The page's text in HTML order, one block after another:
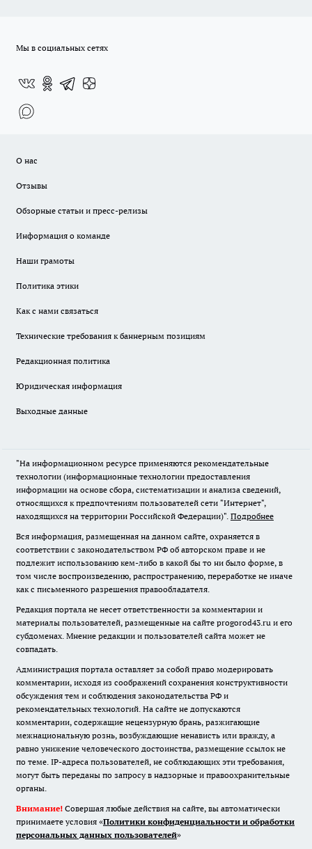
Мы в социальных сетях
О нас
Отзывы
Обзорные статьи и пресс-релизы
Информация о команде
Наши грамоты
Политика этики
Как с нами связаться
Технические требования к баннерным позициям
Редакционная политика
Юридическая информация
Выходные данные
"На информационном ресурсе применяются рекомендательные
технологии (информационные технологии предоставления
информации на основе сбора, систематизации и анализа сведений,
относящихся к предпочтениям пользователей сети "Интернет",
находящихся на территории Российской Федерации)". Подробнее
Вся информация, размещенная на данном сайте, охраняется в
соответствии с законодательством РФ об авторском праве и не
подлежит использованию кем-либо в какой бы то ни было форме, в
том числе воспроизведению, распространению, переработке не иначе
как с письменного разрешения правообладателя.
Редакция портала не несет ответственности за комментарии и
материалы пользователей, размещенные на сайте progorod43.ru и его
субдоменах. Мнение редакции и пользователей сайта может не
совпадать.
Администрация портала оставляет за собой право модерировать
комментарии, исходя из соображений сохранения конструктивности
обсуждения тем и соблюдения законодательства РФ и
рекомендательных технологий. На сайте не допускаются
комментарии, содержащие нецензурную брань, разжигающие
межнациональную рознь, возбуждающие ненависть или вражду, а
равно унижение человеческого достоинства, размещение ссылок не
по теме. IP-адреса пользователей, не соблюдающих эти требования,
могут быть переданы по запросу в надзорные и правоохранительные
органы.
Внимание! Совершая любые действия на сайте, вы автоматически
принимаете условия «Политики конфиденциальности и обработки
персональных данных пользователей»